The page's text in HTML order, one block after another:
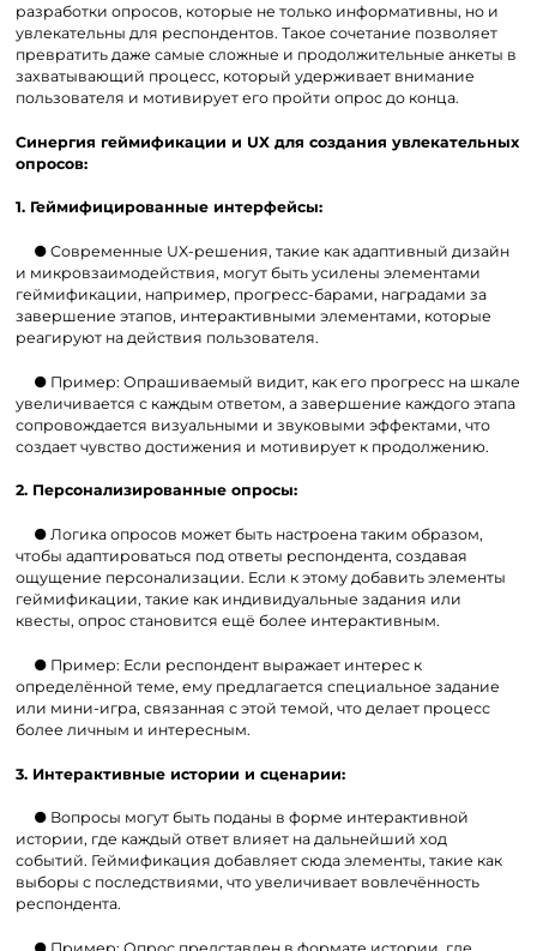
разработки опросов, которые не только информативны, но и
увлекательны для респондентов. Такое сочетание позволяет
превратить даже самые сложные и продолжительные анкеты в
захватывающий процесс, который удерживает внимание
пользователя и мотивирует его пройти опрос до конца.
Синергия геймификации и UX для создания увлекательных
опросов:
1. Геймифицированные интерфейсы:
● Современные UX-решения, такие как адаптивный дизайн
и микровзаимодействия, могут быть усилены элементами
геймификации, например, прогресс-барами, наградами за
завершение этапов, интерактивными элементами, которые
реагируют на действия пользователя.
● Пример: Опрашиваемый видит, как его прогресс на шкале
увеличивается с каждым ответом, а завершение каждого этапа
сопровождается визуальными и звуковыми эффектами, что
создает чувство достижения и мотивирует к продолжению.
2. Персонализированные опросы:
● Логика опросов может быть настроена таким образом,
чтобы адаптироваться под ответы респондента, создавая
ощущение персонализации. Если к этому добавить элементы
геймификации, такие как индивидуальные задания или
квесты, опрос становится ещё более интерактивным.
● Пример: Если респондент выражает интерес к
определённой теме, ему предлагается специальное задание
или мини-игра, связанная с этой темой, что делает процесс
более личным и интересным.
3. Интерактивные истории и сценарии:
● Вопросы могут быть поданы в форме интерактивной
истории, где каждый ответ влияет на дальнейший ход
событий. Геймификация добавляет сюда элементы, такие как
выборы с последствиями, что увеличивает вовлечённость
респондента.